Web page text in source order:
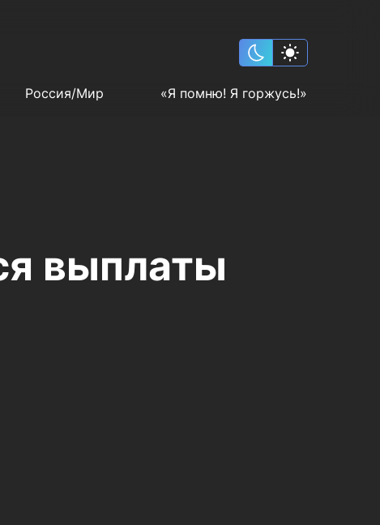
Россия/Мир «Я помню! Я горжусь!»
выплаты